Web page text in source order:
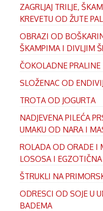
ZAGRLJAJ TRILJE,
KREVETU OD ŽUTE
OBRAZI OD
ŠKAMPIMA I DIVLJIM
ČOKOLADNE PRALINE
SLOŽENAC OD
TROTA OD JOGURTA
NADJEVENA PILEĆA
UMAKU OD NARA I
ROLADA OD ORADE I
LOSOSA I
ŠTRUKLI NA
ODRESCI OD SOJE U
BADEMA